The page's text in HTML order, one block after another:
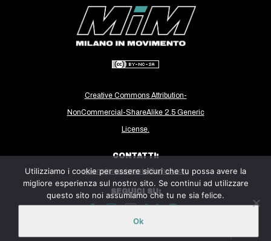
Creative Commons Attribution-
NonCommercial-ShareAlike 2.5 Generic
License.
CONTATTI:
milanoinmovimento@gmail.com
SEGUICI SU:
Utilizziamo i cookie per essere sicuri che tu possa avere la
migliore esperienza sul nostro sito. Se continui ad utilizzare
questo sito noi assumiamo che tu ne sia felice.
Ok